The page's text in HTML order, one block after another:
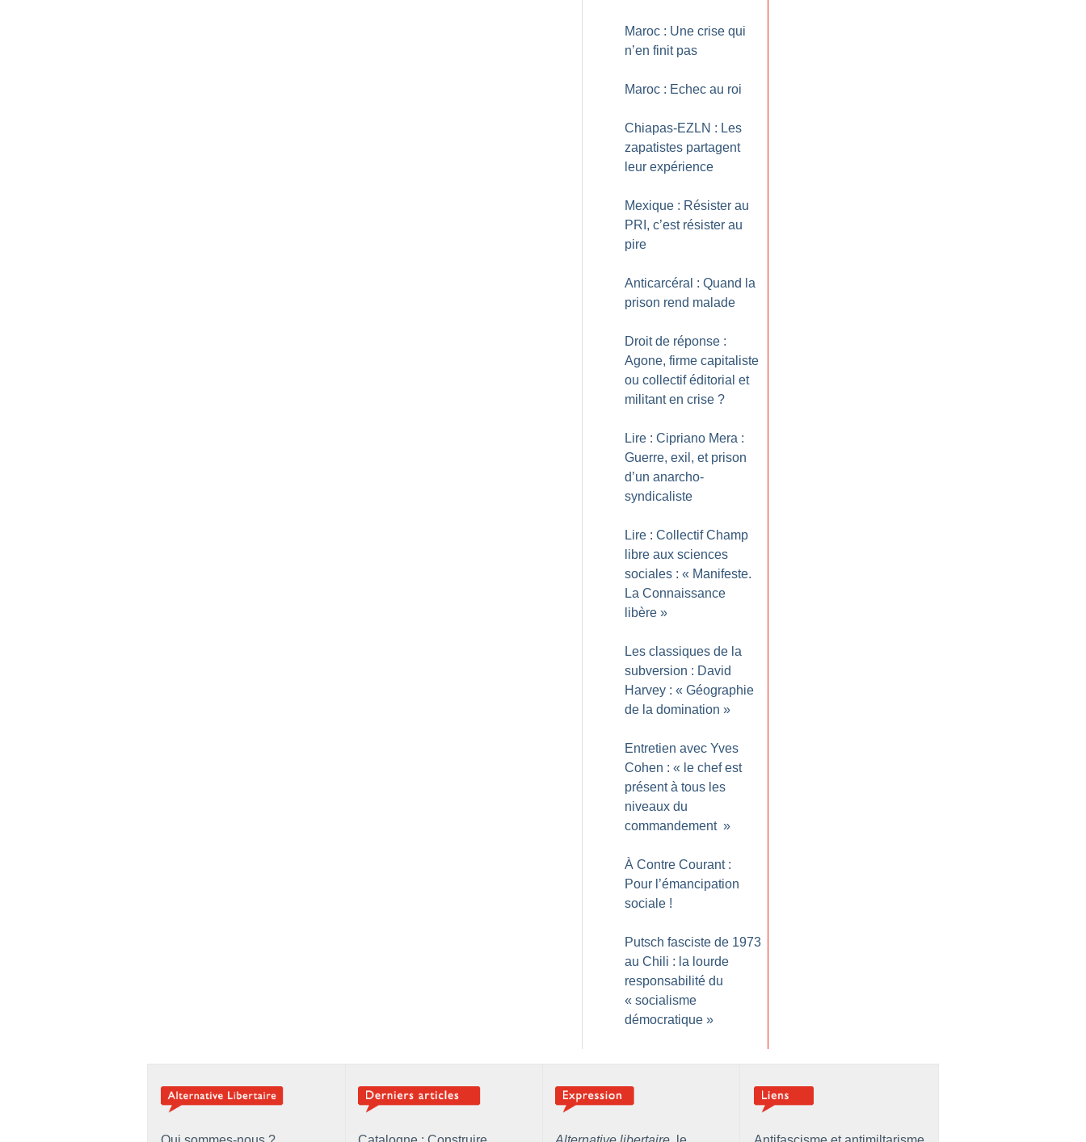
Maroc : Une crise qui
n’en finit pas
Maroc : Echec au roi
Chiapas-EZLN : Les
zapatistes partagent
leur expérience
Mexique : Résister au
PRI, c’est résister au
pire
Anticarcéral : Quand la
prison rend malade
Droit de réponse :
Agone, firme capitaliste
ou collectif éditorial et
militant en crise ?
Lire : Cipriano Mera :
Guerre, exil, et prison
d’un anarcho-
syndicaliste
Lire : Collectif Champ
libre aux sciences
sociales : « Manifeste.
La Connaissance
libère »
Les classiques de la
subversion : David
Harvey : « Géographie
de la domination »
Entretien avec Yves
Cohen : « le chef est
présent à tous les
niveaux du
commandement »
À Contre Courant :
Pour l’émancipation
sociale !
Putsch fasciste de 1973
au Chili : la lourde
responsabilité du
« socialisme
démocratique »